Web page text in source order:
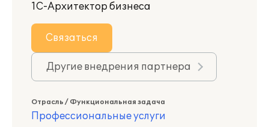
1С-Архитектор бизнеса
Связаться
Другие внедрения партнера
Отрасль / Функциональная задача
Профессиональные услуги